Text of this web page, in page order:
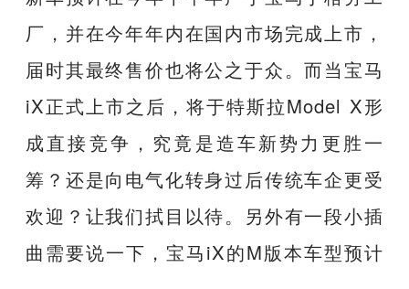
厂，并在今年年内在国内市场完成上市，
届时其最终售价也将公之于众。而当宝马
iX正式上市之后，将于特斯拉Model X形
成直接竞争，究竟是造车新势力更胜一
筹？还是向电气化转身过后传统车企更受
欢迎？让我们拭目以待。另外有一段小插
曲需要说一下，宝马iX的M版本车型预计